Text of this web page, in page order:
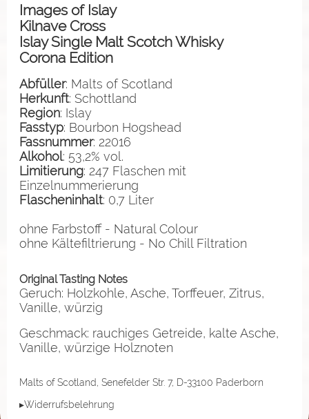
Images of Islay
Kilnave Cross
Islay Single Malt Scotch Whisky
Corona Edition
Abfüller: Malts of Scotland
Herkunft: Schottland
Region: Islay
Fasstyp: Bourbon Hogshead
Fassnummer: 22016
Alkohol: 53,2% vol.
Limitierung: 247 Flaschen mit
Einzelnummerierung
Flascheninhalt: 0,7 Liter
ohne Farbstoff - Natural Colour
ohne Kältefiltrierung - No Chill Filtration
Original Tasting Notes
Geruch: Holzkohle, Asche, Torffeuer, Zitrus,
Vanille, würzig
Geschmack: rauchiges Getreide, kalte Asche,
Vanille, würzige Holznoten
Malts of Scotland, Senefelder Str. 7, D-33100 Paderborn
▸Widerrufsbelehrung